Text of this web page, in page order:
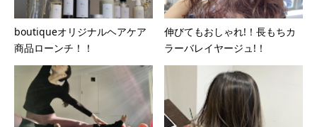
boutiqueオリジナルヘアケア
商品ローンチ！！
伸びてもおしゃれ!！長もちカ
ラーバレイヤージュ!！